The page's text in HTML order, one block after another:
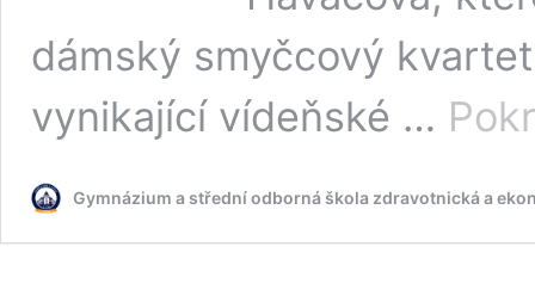
dámský smyčcový
vynikající vídeňské …
Gymnázium a střední odborná škola zdravotnická a